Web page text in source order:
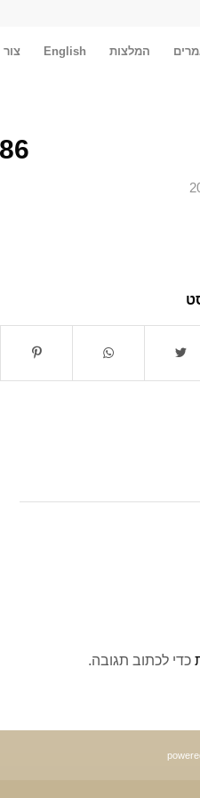
המלצות English
כדי לכתוב תגובה.